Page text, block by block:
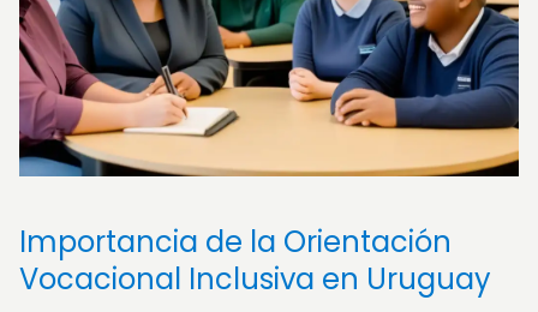
Importancia de la Orientación
Vocacional Inclusiva en Uruguay